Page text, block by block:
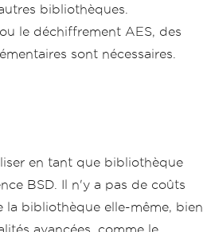
bibliothèques.
le déchiffrement AES, des
sont nécessaires.
en tant que bibliothèque
BSD. Il n'y a pas de coûts
la bibliothèque elle-même, bien